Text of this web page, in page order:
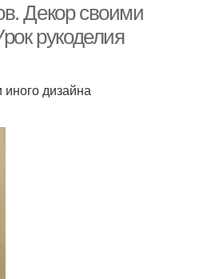
Декор своими
рукоделия
дизайна